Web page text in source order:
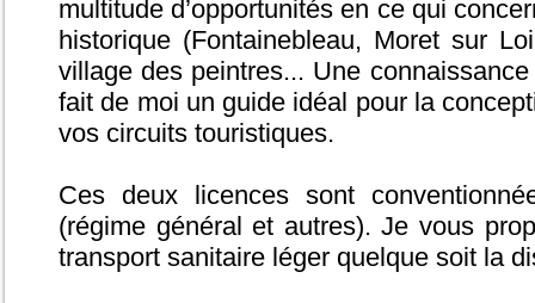
multitude d’opportunités en ce qui
historique (Fontainebleau, Moret sur
village des peintres... Une
fait de moi un guide idéal pour la
vos circuits touristiques.
Ces deux licences sont
(régime général et autres). Je vous
transport sanitaire léger quelque soit la